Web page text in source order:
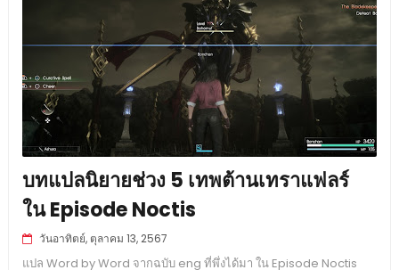
บทแปลนิยายช่วง 5 เทพต้านเทราแฟลร์
ใน Episode Noctis
วันอาทิตย์, ตุลาคม 13, 2567
แปล Word by Word จากฉบับ eng ที่พึ่งได้มา ใน Episode Noctis